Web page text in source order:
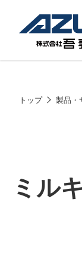
トップ 製品・
ミル